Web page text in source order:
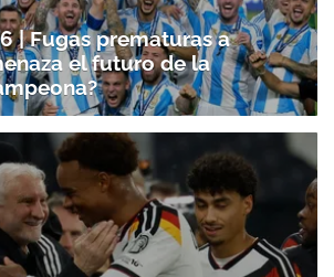
| Fugas prematuras a
el futuro de la